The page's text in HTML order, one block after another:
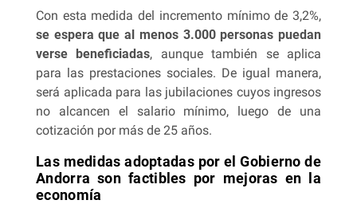
Con esta medida del incremento mínimo de 3,2%,
se espera que al menos 3.000 personas puedan
verse beneficiadas, aunque también se aplica
para las prestaciones sociales. De igual manera,
será aplicada para las jubilaciones cuyos ingresos
no alcancen el salario mínimo, luego de una
cotización por más de 25 años.
Las medidas adoptadas por el Gobierno de
Andorra son factibles por mejoras en la
economía